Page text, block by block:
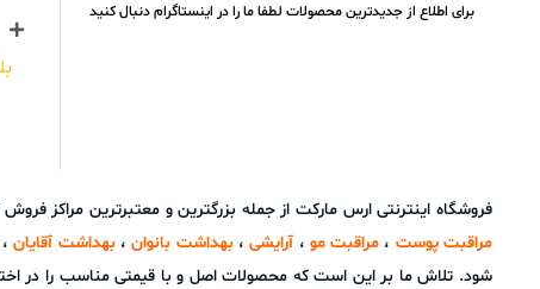
برای اطلاع از جدیدترین محصولات لطفا ما را در اینستاگرام دنبال کنید
فروشگاه اینترنتی ارس مارکت از جمله بزرگترین و معتبرترین مراکز
مراقبت پوست ، مراقبت مو ، آرایشی،بهداشت بانوان،بهداشت آقایان
شود. تلاش ما بر این است که محصولات اصل و با قیمتی مناسب را در